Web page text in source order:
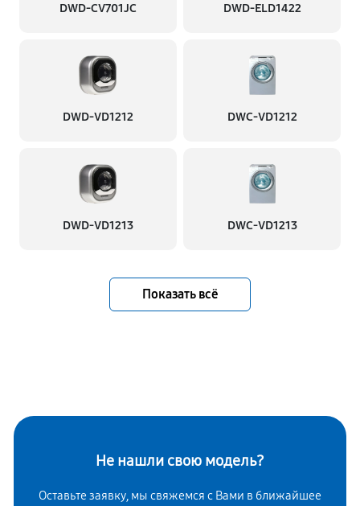
DWD-CV701JC DWD-ELD1422
DWD-VD1212 DWC-VD1212
DWD-VD1213 DWC-VD1213
Показать всё
Не нашли свою модель?
Оставьте заявку, мы свяжемся с Вами в ближайшее